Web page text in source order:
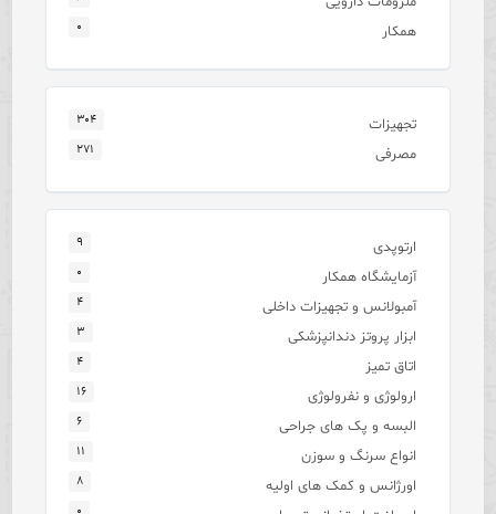
همکار ۰
تجهیزات ۳۰۴
مصرفی ۲۷۱
ارتوپدی ۹
آزمایشگاه همکار ۰
آمبولانس و تجهیزات داخلی ۴
ابزار پروتز دندانپزشکی ۳
اتاق تمیز ۴
ارولوژی و نفرولوژی ۱۶
البسه و پک های جراحی ۶
انواع سرنگ و سوزن ۱۱
اورژانس و کمک های اولیه ۸